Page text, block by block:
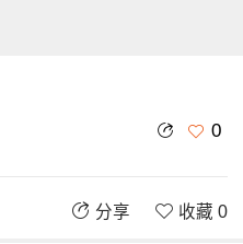
0
分享 收藏 0